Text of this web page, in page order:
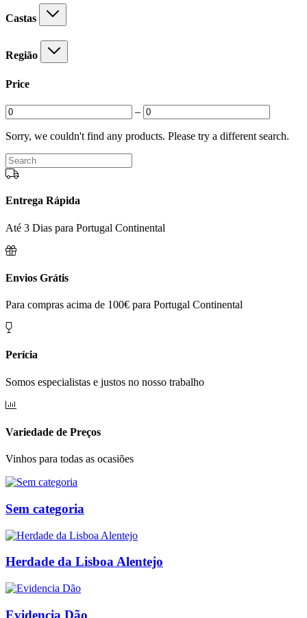
Castas
Região
Price
–
Sorry, we couldn't find any products. Please try a different search.
Entrega Rápida
Até 3 Dias para Portugal Continental
Envios Grátis
Para compras acima de 100€ para Portugal Continental
Perícia
Somos especialistas e justos no nosso trabalho
Variedade de Preços
Vinhos para todas as ocasiões
Sem categoria
Herdade da Lisboa Alentejo
Evidencia Dão